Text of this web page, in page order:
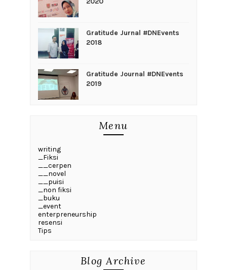
Gratitude Jurnal #DNEvents
2018
Gratitude Journal #DNEvents
2019
Menu
writing
_Fiksi
__cerpen
__novel
__puisi
_non fiksi
_buku
_event
enterpreneurship
resensi
Tips
Blog Archive